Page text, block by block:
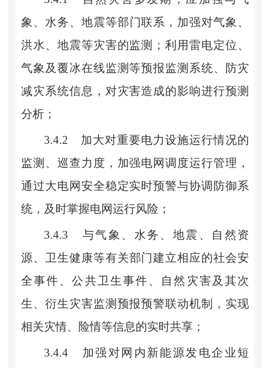
象、水务、地震等部门联系，加强对气象、
洪水、地震等灾害的监测；利用雷电定位、
气象及覆冰在线监测等预报监测系统、防灾
减灾系统信息，对灾害造成的影响进行预测
分析；
3.4.2 加大对重要电力设施运行情况的
监测、巡查力度，加强电网调度运行管理，
通过大电网安全稳定实时预警与协调防御系
统，及时掌握电网运行风险；
3.4.3 与气象、水务 、地震、 自然资
源、卫生健康等有关部门建立相应的社会安
全事件、公共卫生事件、自然灾害及其次
生、衍生灾害监测预报预警联动机制，实现
相关灾情、险情等信息的实时共享；
3.4.4 加强对网内新能源发电企业短